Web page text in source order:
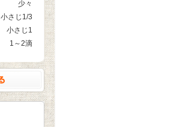
少々
小さじ1/3
小さじ1
1～2滴